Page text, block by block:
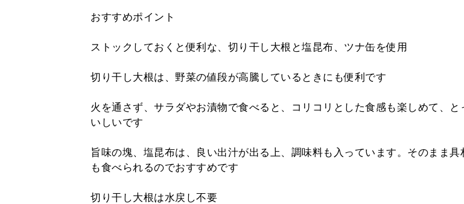
おすすめポイント
ストックしておくと便利な、切り干し大根と塩昆布、ツナ缶を使用
切り干し大根は、野菜の値段が高騰しているときにも便利です
火を通さず、サラダやお漬物で食べると、コリコリとした食感も楽しめて、と
いしいです
旨味の塊、塩昆布は、良い出汁が出る上、調味料も入っています。そのまま具
も食べられるのでおすすめです
切り干し大根は水戻し不要